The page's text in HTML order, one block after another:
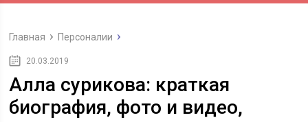
Главная Персоналии
20.03.2019
Алла сурикова: краткая
биография, фото и видео,